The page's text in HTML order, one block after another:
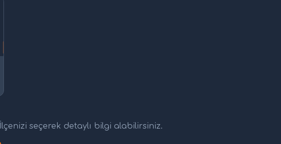
seçerek detaylı bilgi alabilirsiniz.